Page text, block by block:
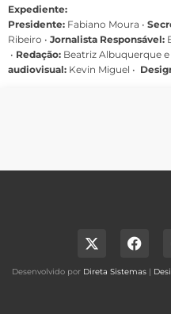
Expediente:
Presidente: Fabiano Moura •
Ribeiro • Jornalista Responsável:
• Redação: Beatriz Albuquerque
audiovisual: Kevin Miguel •
Desenvolvido por Direta Sistemas |